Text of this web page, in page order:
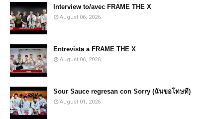
Interview to/avec FRAME THE X
August 06, 2026
Entrevista a FRAME THE X
August 06, 2026
Sour Sauce regresan con Sorry (ฉันขอโทษที)
August 01, 2026